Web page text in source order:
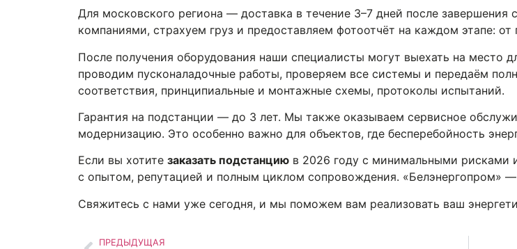
Для московского региона — доставка в течение 3–7 дней после
компаниями, страхуем груз и предоставляем фотоотчёт на каждом этапе: от
После получения оборудования наши специалисты могут выехать на место
проводим пусконаладочные работы, проверяем все системы и передаём
соответствия, принципиальные и монтажные схемы, протоколы испытаний.
Гарантия на подстанции — до 3 лет. Мы также оказываем сервисное
модернизацию. Это особенно важно для объектов, где бесперебойность
Если вы хотите заказать подстанцию в 2026 году с минимальными рисками
с опытом, репутацией и полным циклом сопровождения. «Белэнергопром»
Свяжитесь с нами уже сегодня, и мы поможем вам реализовать ваш
ПРЕДЫДУЩАЯ